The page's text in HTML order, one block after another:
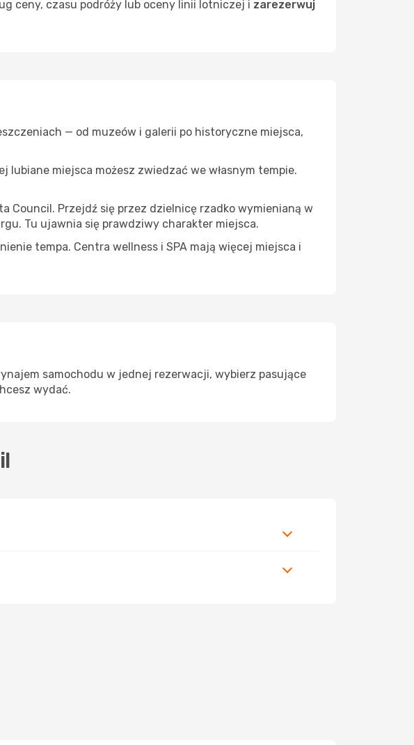
ceny, czasu podróży lub oceny linii lotniczej i zarezerwuj
— od muzeów i galerii po historyczne miejsca,
lubiane miejsca możesz zwiedzać we własnym tempie.
Council. Przejdź się przez dzielnicę rzadko wymienianą w
Tu ujawnia się prawdziwy charakter miejsca.
tempa. Centra wellness i SPA mają więcej miejsca i
samochodu w jednej rezerwacji, wybierz pasujące
wydać.